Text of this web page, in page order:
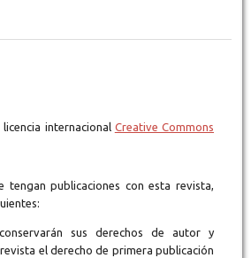
internacional Creative Commons
tengan publicaciones con esta revista,
sus derechos de autor y
el derecho de primera publicación